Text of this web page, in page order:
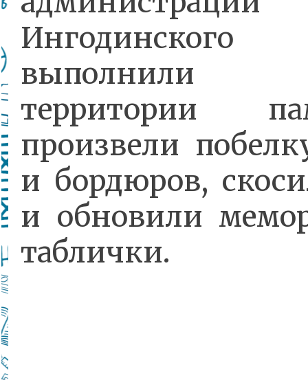
Ингодинского
выполнили
территории
произвели
и бордюров,
и обновили
таблички.